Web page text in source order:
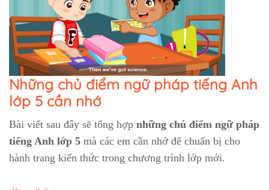
Những chủ điểm ngữ pháp tiếng Anh
lớp 5 cần nhớ
Bài viết sau đây sẽ tổng hợp những chủ điểm ngữ pháp
tiếng Anh lớp 5 mà các em cần nhớ để chuẩn bị cho
hành trang kiến thức trong chương trình lớp mới.